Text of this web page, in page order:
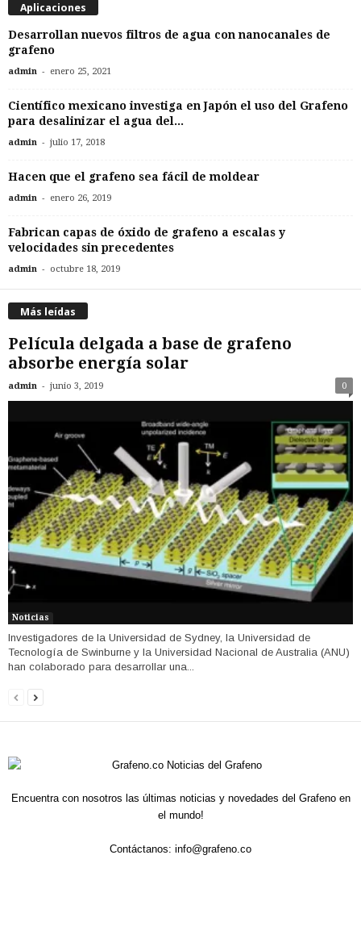
Aplicaciones
Desarrollan nuevos filtros de agua con nanocanales de
grafeno
admin - enero 25, 2021
Científico mexicano investiga en Japón el uso del Grafeno
para desalinizar el agua del...
admin - julio 17, 2018
Hacen que el grafeno sea fácil de moldear
admin - enero 26, 2019
Fabrican capas de óxido de grafeno a escalas y
velocidades sin precedentes
admin - octubre 18, 2019
Más leídas
Película delgada a base de grafeno
absorbe energía solar
admin - junio 3, 2019 0
Noticias
Investigadores de la Universidad de Sydney, la Universidad de
Tecnología de Swinburne y la Universidad Nacional de Australia (ANU)
han colaborado para desarrollar una...
Encuentra con nosotros las últimas noticias y novedades del Grafeno en
el mundo!
Contáctanos: info@grafeno.co